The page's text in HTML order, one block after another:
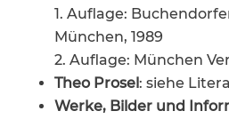
1. Auflage:
München, 1989
2. Auflage: München
Theo Prosel: siehe
Werke, Bilder und